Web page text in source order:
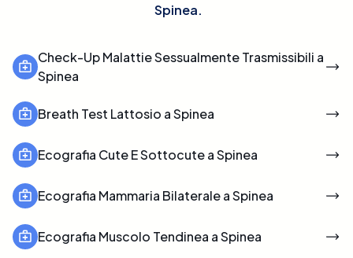
Spinea.
Check-Up Malattie Sessualmente Trasmissibili a
Spinea
Breath Test Lattosio a Spinea
Ecografia Cute E Sottocute a Spinea
Ecografia Mammaria Bilaterale a Spinea
Ecografia Muscolo Tendinea a Spinea